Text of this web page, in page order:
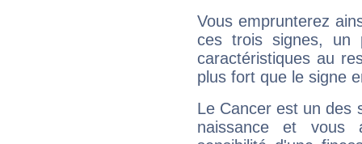
Vous emprunterez
ces trois signes, un
caractéristiques au
plus fort que le signe
Le Cancer est un des
naissance et vous